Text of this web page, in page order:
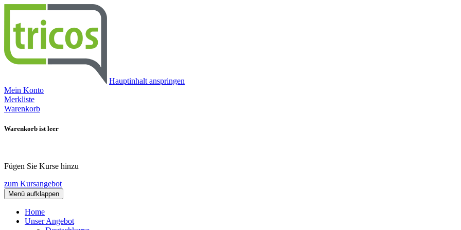
Hauptinhalt anspringen
Mein Konto
Merkliste
Warenkorb
Warenkorb ist leer
Fügen Sie Kurse hinzu
zum Kursangebot
Menü aufklappen
Home
Unser Angebot